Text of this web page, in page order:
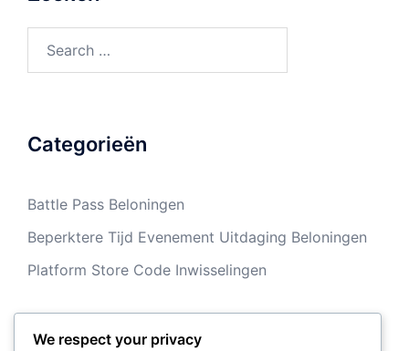
Categorieën
Battle Pass Beloningen
Beperktere Tijd Evenement Uitdaging Beloningen
Platform Store Code Inwisselingen
We respect your privacy